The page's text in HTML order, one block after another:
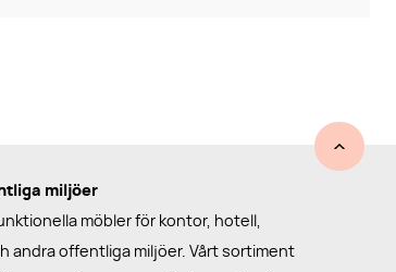
miljöer
möbler för kontor, hotell,
andra offentliga miljöer. Vårt sortiment